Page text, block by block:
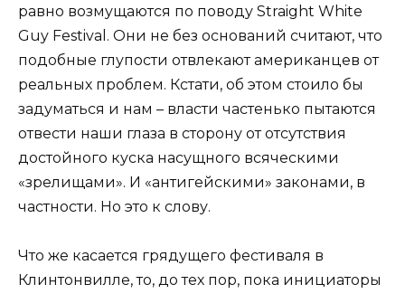
равно возмущаются по поводу Straight White
Guy Festival. Они не без оснований считают, что
подобные глупости отвлекают американцев от
реальных проблем. Кстати, об этом стоило бы
задуматься и нам – власти частенько пытаются
отвести наши глаза в сторону от отсутствия
достойного куска насущного всяческими
«зрелищами». И «антигейскими» законами, в
частности. Но это к слову.
Что же касается грядущего фестиваля в
Клинтонвилле, то, до тех пор, пока инициаторы